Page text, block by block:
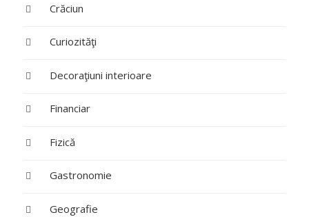
Crăciun
Curiozităţi
Decoraţiuni interioare
Financiar
Fizică
Gastronomie
Geografie